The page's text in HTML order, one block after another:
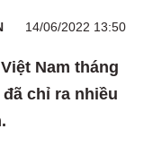
14/06/2022 13:50
Nam tháng
chỉ ra nhiều